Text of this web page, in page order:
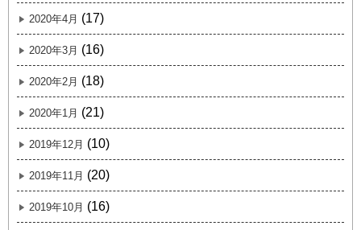
2020年4月 (17)
2020年3月 (16)
2020年2月 (18)
2020年1月 (21)
2019年12月 (10)
2019年11月 (20)
2019年10月 (16)